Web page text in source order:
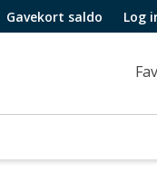
Gavekort saldo Log